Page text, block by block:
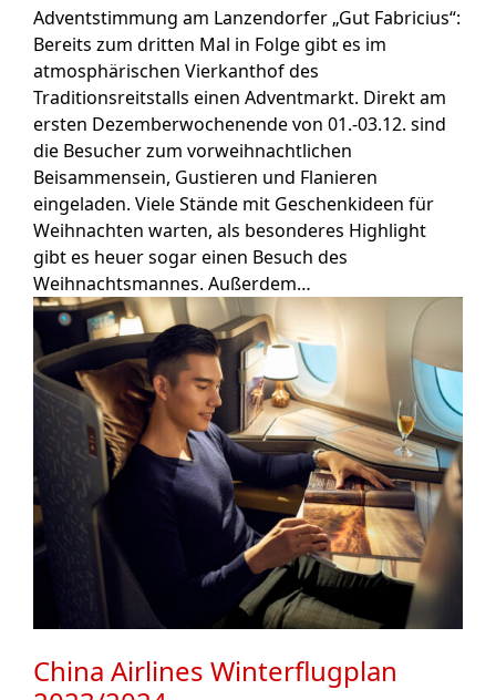
Adventstimmung am Lanzendorfer „Gut Fabricius“:
Bereits zum dritten Mal in Folge gibt es im
atmosphärischen Vierkanthof des
Traditionsreitstalls einen Adventmarkt. Direkt am
ersten Dezemberwochenende von 01.-03.12. sind
die Besucher zum vorweihnachtlichen
Beisammensein, Gustieren und Flanieren
eingeladen. Viele Stände mit Geschenkideen für
Weihnachten warten, als besonderes Highlight
gibt es heuer sogar einen Besuch des
Weihnachtsmannes. Außerdem…
China Airlines Winterflugplan